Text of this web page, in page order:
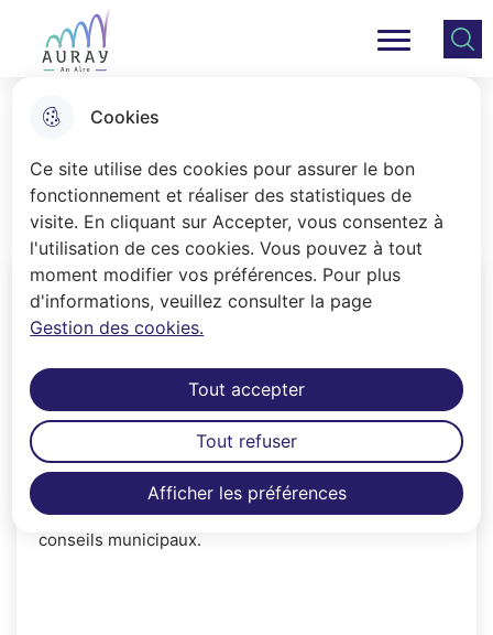
Cookies
Ce site utilise des cookies pour assurer le bon
fonctionnement et réaliser des statistiques de
visite. En cliquant sur Accepter, vous consentez à
l'utilisation de ces cookies. Vous pouvez à tout
moment modifier vos préférences. Pour plus
d'informations, veuillez consulter la page
Gestion des cookies.
Afficher les préférences
Tout accepter
Tout refuser
Aller
au
menu
Consulter
le plan
Ville Auray Menu principal
Accueil
Conseil Municipal
Présentation de vos élus et procès verbaux des
conseils municipaux.